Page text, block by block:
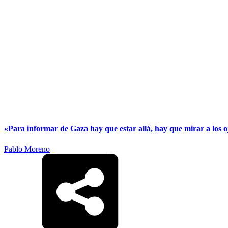
«Para informar de Gaza hay que estar allá, hay que mirar a los
Pablo Moreno